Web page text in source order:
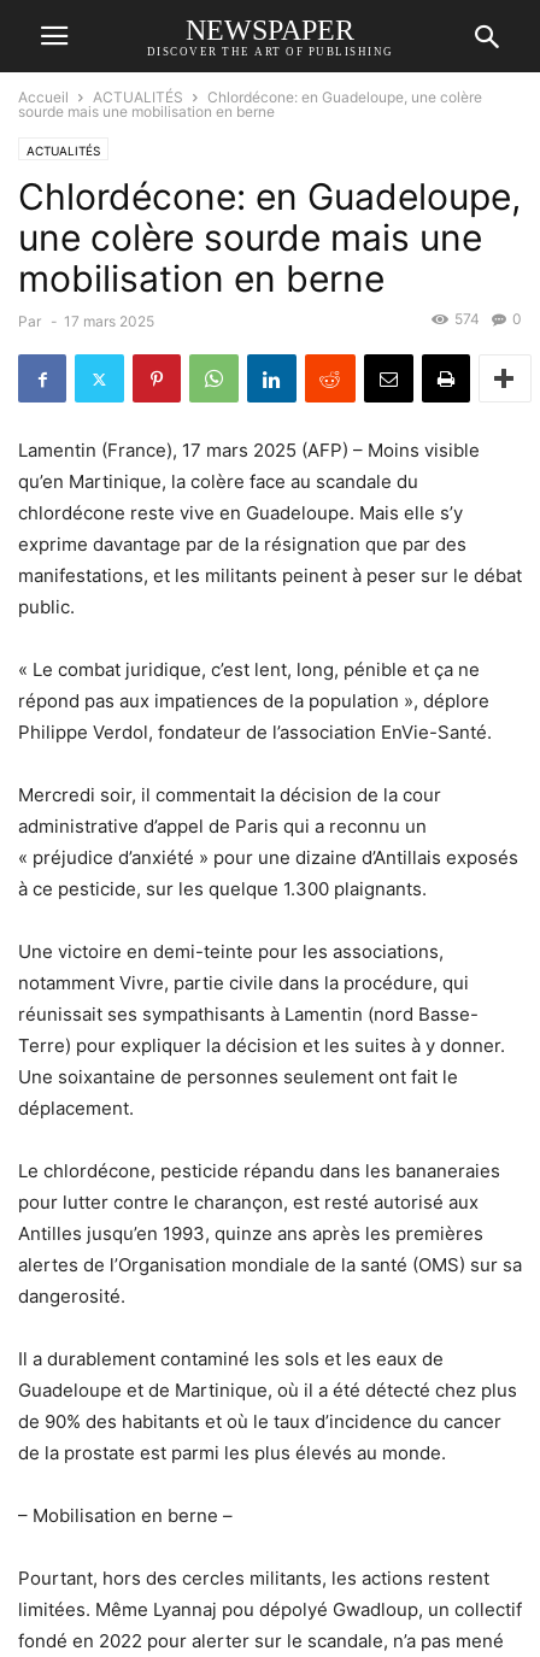
NEWSPAPER
DISCOVER THE ART OF PUBLISHING
Accueil ACTUALITÉS
Chlordécone: en Guadeloupe, une colère
sourde mais une mobilisation en berne
ACTUALITÉS
Chlordécone: en Guadeloupe,
une colère sourde mais une
mobilisation en berne
Par - 17 mars 2025 0
574
Lamentin (France), 17 mars 2025 (AFP) – Moins visible
qu’en Martinique, la colère face au scandale du
chlordécone reste vive en Guadeloupe. Mais elle s’y
exprime davantage par de la résignation que par des
manifestations, et les militants peinent à peser sur le débat
public.
« Le combat juridique, c’est lent, long, pénible et ça ne
répond pas aux impatiences de la population », déplore
Philippe Verdol, fondateur de l’association EnVie-Santé.
Mercredi soir, il commentait la décision de la cour
administrative d’appel de Paris qui a reconnu un
« préjudice d’anxiété » pour une dizaine d’Antillais exposés
à ce pesticide, sur les quelque 1.300 plaignants.
Une victoire en demi-teinte pour les associations,
notamment Vivre, partie civile dans la procédure, qui
réunissait ses sympathisants à Lamentin (nord Basse-
Terre) pour expliquer la décision et les suites à y donner.
Une soixantaine de personnes seulement ont fait le
déplacement.
Le chlordécone, pesticide répandu dans les bananeraies
pour lutter contre le charançon, est resté autorisé aux
Antilles jusqu’en 1993, quinze ans après les premières
alertes de l’Organisation mondiale de la santé (OMS) sur sa
dangerosité.
Il a durablement contaminé les sols et les eaux de
Guadeloupe et de Martinique, où il a été détecté chez plus
de 90% des habitants et où le taux d’incidence du cancer
de la prostate est parmi les plus élevés au monde.
– Mobilisation en berne –
Pourtant, hors des cercles militants, les actions restent
limitées. Même Lyannaj pou dépolyé Gwadloup, un collectif
fondé en 2022 pour alerter sur le scandale, n’a pas mené